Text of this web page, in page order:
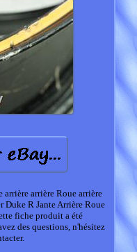
arrière Roue arrière
Duke R Jante Arrière Roue
fiche produit a été
des questions, n'hésitez